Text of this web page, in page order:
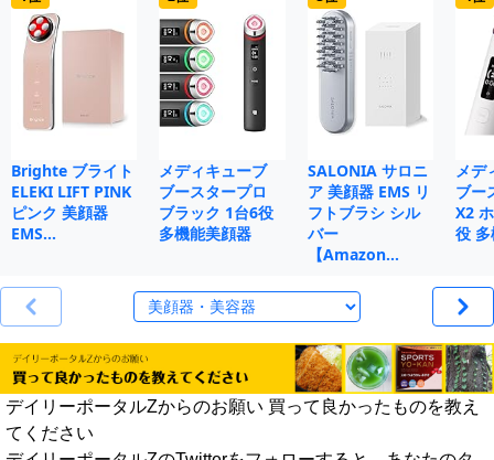
Brighte ブライト
ELEKI LIFT PINK
ピンク 美顔器
EMS…
メディキューブ
ブースタープロ
ブラック 1台6役
多機能美顔器
SALONIA サロニ
ア 美顔器 EMS リ
フトブラシ シル
バー
【Amazon…
メデ
ブー
X2
役
デイリーポータルZからのお願い 買って良かったものを教え
てください